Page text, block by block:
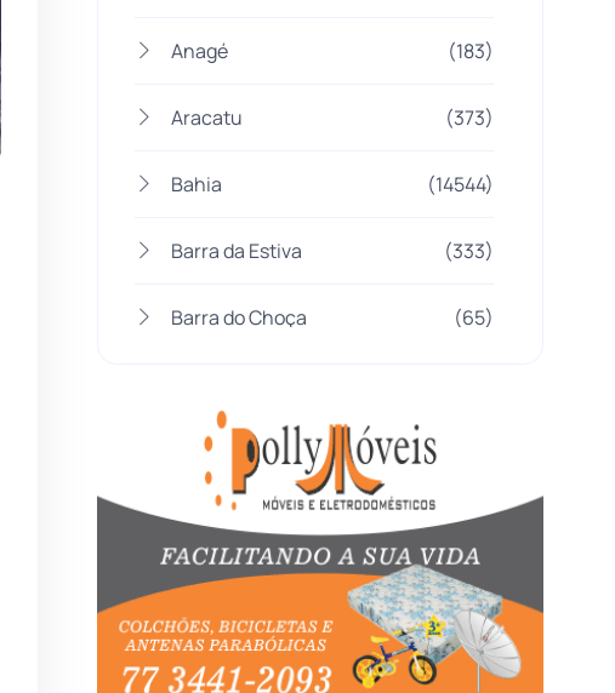
Anagé (183)
Aracatu (373)
Bahia (14544)
Barra da Estiva (333)
Barra do Choça (65)
Bom Jesus da Lapa
Boquira (152)
Botuporã (72)
Brasil (7679)